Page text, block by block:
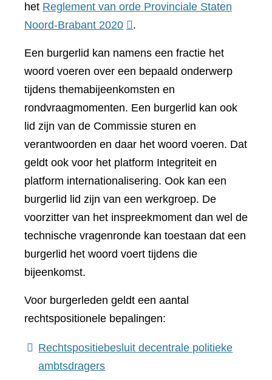
het Reglement van orde Provinciale Staten
Noord-Brabant 2020(verwijst
andere
.
Een burgerlid kan namens een fractie het
woord voeren over een bepaald onderwerp
tijdens themabijeenkomsten en
rondvraagmomenten. Een burgerlid kan ook
lid zijn van de Commissie sturen en
verantwoorden en daar het woord voeren. Dat
geldt ook voor het platform Integriteit en
platform internationalisering. Ook kan een
burgerlid lid zijn van een werkgroep. De
voorzitter van het inspreekmoment dan wel de
technische vragenronde kan toestaan dat een
burgerlid het woord voert tijdens die
bijeenkomst.
Voor burgerleden geldt een aantal
rechtspositionele bepalingen:
Rechtspositiebesluit decentrale politieke
ambtsdragers(verwijst